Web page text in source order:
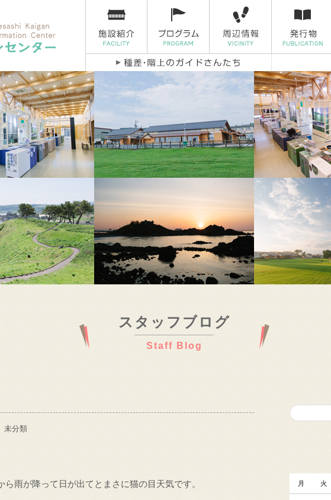
スタッフブログ
Staff Blog
未分類
雨が降って日が出てとまさに猫の目天気です。 月 火